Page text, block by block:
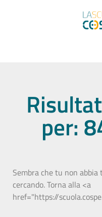
per:
Sembra che tu non
cercando. Torna alla <a
href="https://